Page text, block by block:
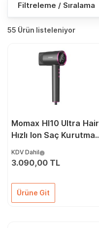
Filtreleme / Sıralama
55 Ürün listeleniyor
Momax Hl10 Ultra Hair
Hızlı Ion Saç Kurutma
KDV Dahil
3.090,00 TL
Ürüne Git